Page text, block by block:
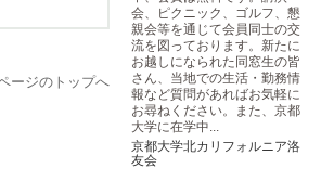
ージのトップへ
会、ピクニック、ゴルフ、懇
親会等を通じて会員同士の交
流を図っております。新たに
お越しになられた同窓生の皆
さん、当地での生活・勤務情
報など質問があればお気軽に
お尋ねください。また、京都
大学に在学中...
京都大学北カリフォルニア洛
友会